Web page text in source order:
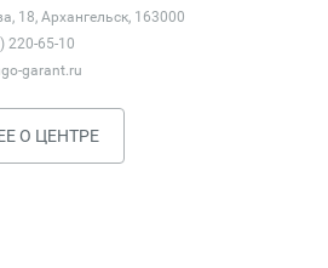
18, Архангельск, 163000
220-65-10
garant.ru
О ЦЕНТРЕ